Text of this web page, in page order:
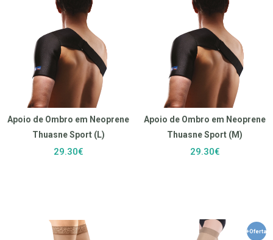
Apoio de Ombro em Neoprene
Thuasne Sport (L)
29.30€
Apoio de Ombro em Neoprene
Thuasne Sport (M)
29.30€
+Oferta